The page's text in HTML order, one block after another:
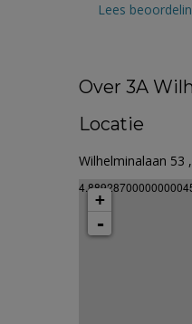
Lees
Over 3A
Locatie
Wilhelminalaan 53 ,
+
-